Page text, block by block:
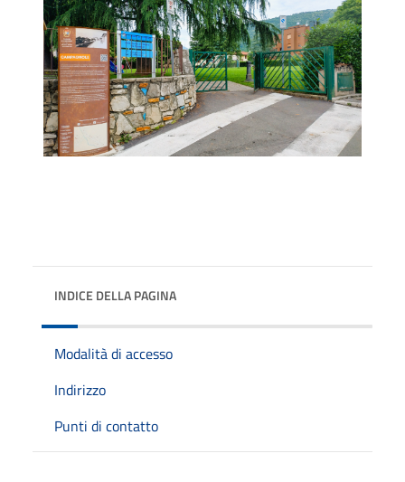
INDICE DELLA PAGINA
Modalità di accesso
Indirizzo
Punti di contatto